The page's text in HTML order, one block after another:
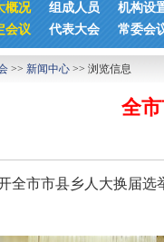
概况 组成人员
机构设
会议
代表大会 常委会
>> 新闻中心 >> 浏览信息
全
全市市县乡人大换届